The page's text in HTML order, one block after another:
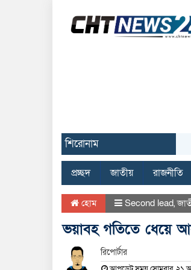
শিরোনাম
প্রচ্ছদ জাতীয় রাজনীতি
হোম Second lead,
ভয়াবহ গতিতে ধেয়ে
রিপোর্টার